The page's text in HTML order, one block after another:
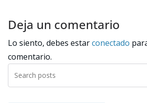
Deja un comentario
Lo siento, debes estarconectado
comentario.